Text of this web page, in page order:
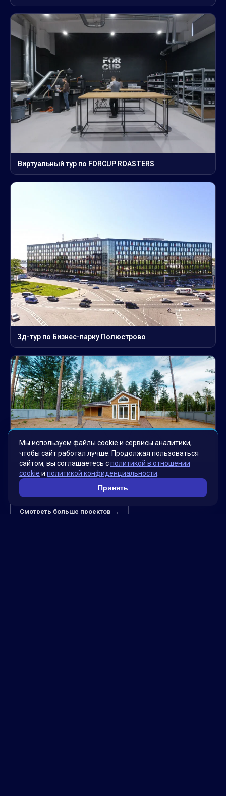
Виртуальный тур по FORCUP ROASTERS
3д-тур по Бизнес-парку Полюстрово
Виртуальный тур по коттеджу «Вуокса»
Смотреть больше проектов →
Мы используем файлы cookie и сервисы аналитики,
чтобы сайт работал лучше. Продолжая пользоваться
сайтом, вы соглашаетесь сполитикой в отношении
cookie и политикой конфиденциальности
Принять